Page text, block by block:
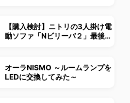
【購入検討】ニトリの3人掛け電
動ソファ「Nビリーバ２」最後ま
オーラNISMO ～ルームランプを
LEDに交換してみた～